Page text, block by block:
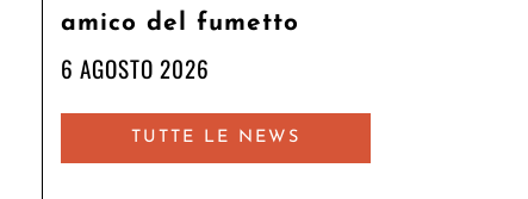
amico del fumetto
6 AGOSTO 2026
TUTTE LE NEWS